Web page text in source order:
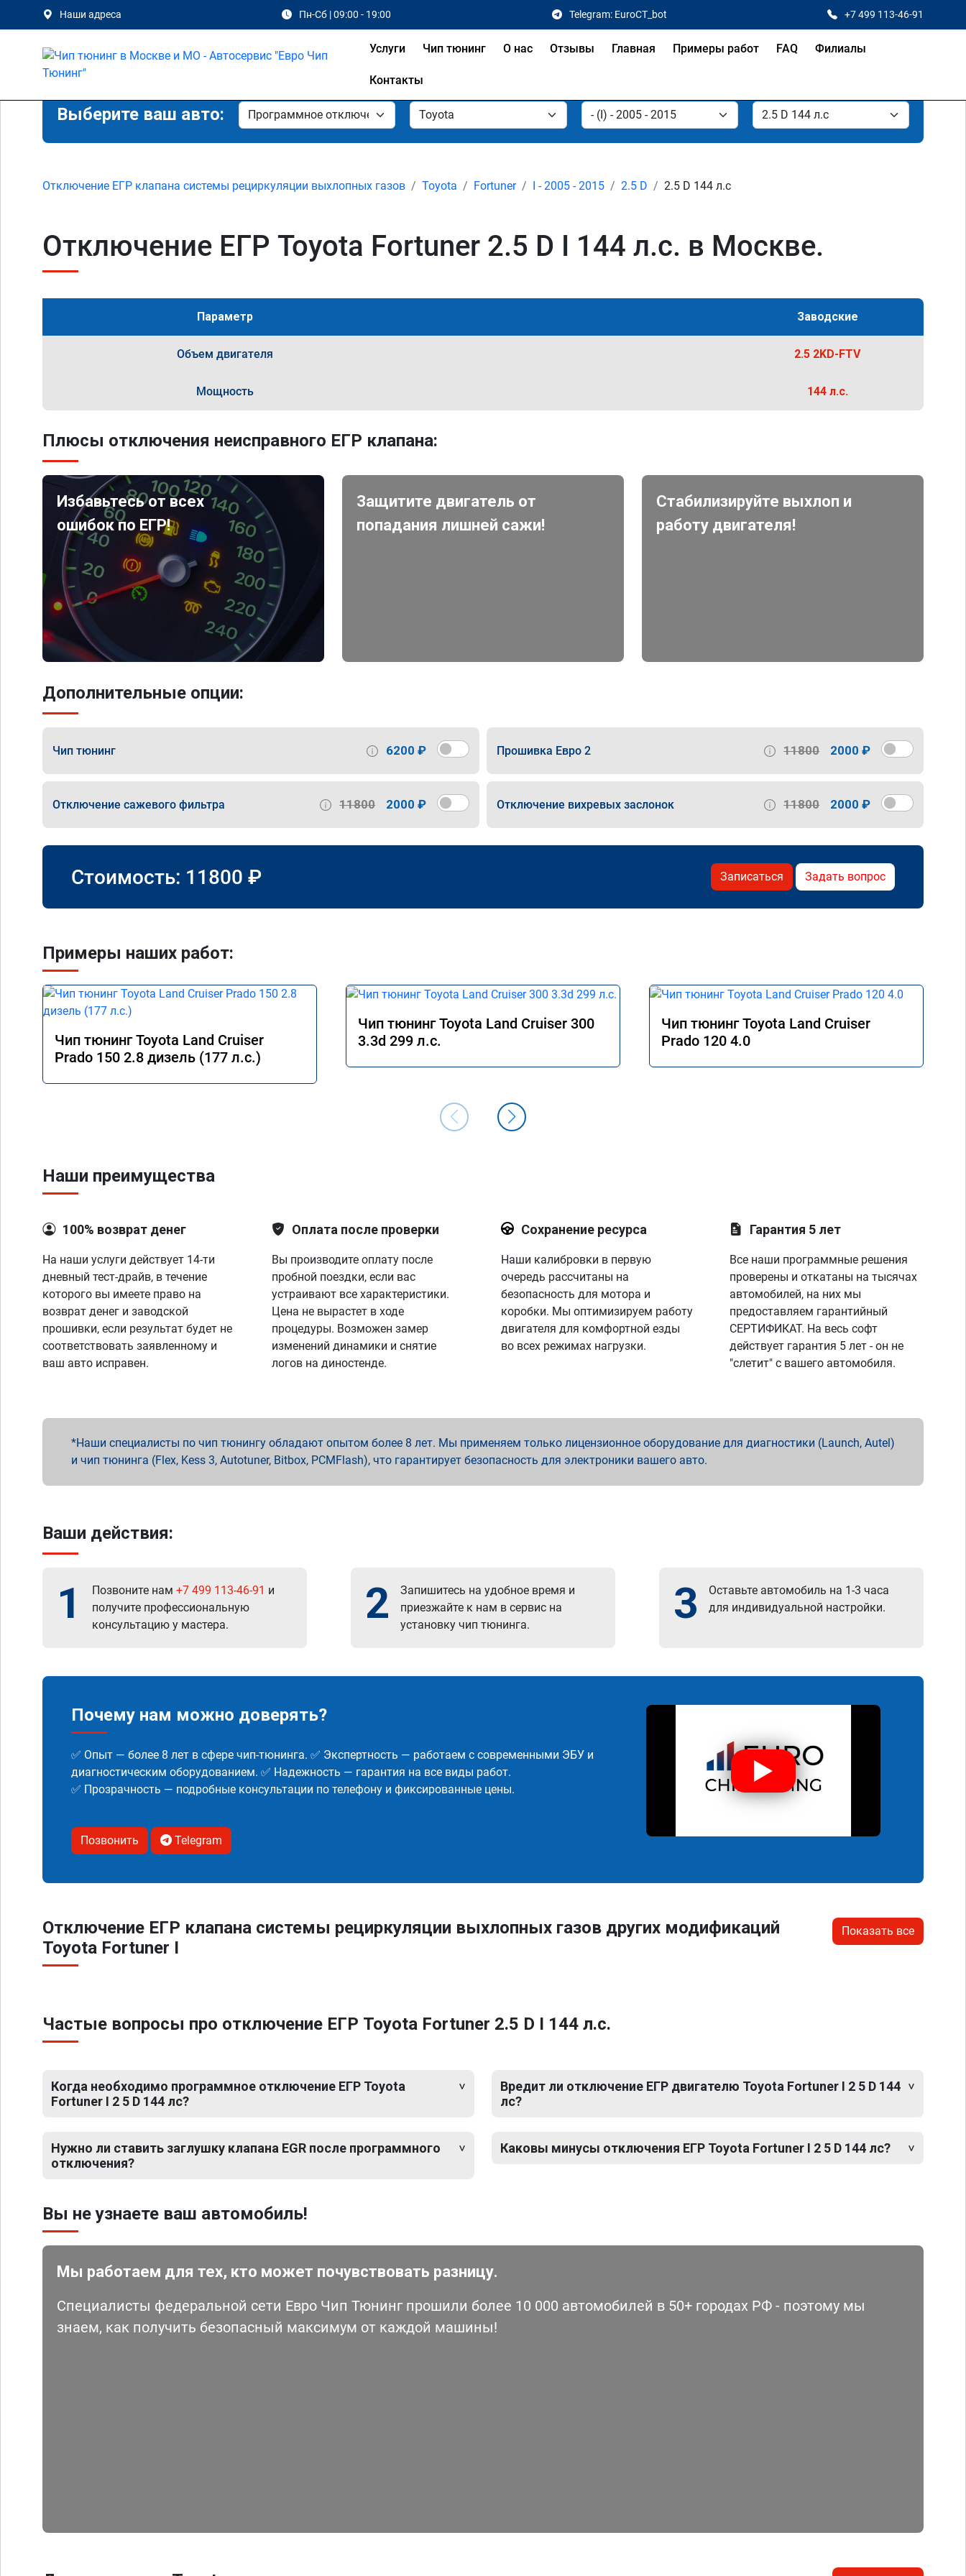
Наши адреса Пн-Сб | 09:00 - 19:00 Telegram: EuroCT_bot +7 499 113-46-91
Услуги Чип тюнинг О нас Отзывы Главная Примеры работ FAQ Филиалы
Контакты
Выберите ваш авто:
Отключение ЕГР клапана системы рециркуляции выхлопных газов Toyota Fortuner I - 2005 - 2015 2.5 D 2.5 D 144 л.с
Отключение ЕГР Toyota Fortuner 2.5 D I 144 л.с. в Москве.
Параметр Заводские
Объем двигателя 2.5 2KD-FTV
Мощность 144 л.с.
Плюсы отключения неисправного ЕГР клапана:
Избавьтесь от всех
ошибок по ЕГР!
Защитите двигатель от
попадания лишней сажи!
Стабилизируйте выхлоп и
работу двигателя!
Дополнительные опции:
Чип тюнинг 6200 ₽ Прошивка Евро 2 11800 2000 ₽
Отключение сажевого фильтра 11800 2000 ₽ Отключение вихревых заслонок 11800 2000 ₽
Стоимость: 11800 ₽ Записаться Задать вопрос
Примеры наших работ:
Чип тюнинг Toyota Land Cruiser
Prado 150 2.8 дизель (177 л.с.)
Чип тюнинг Toyota Land Cruiser 300
3.3d 299 л.с.
Чип тюнинг Toyota Land Cruiser
Prado 120 4.0
Наши преимущества
100% возврат денег
На наши услуги действует 14-ти
дневный тест-драйв, в течение
которого вы имеете право на
возврат денег и заводской
прошивки, если результат будет не
соответствовать заявленному и
ваш авто исправен.
Оплата после проверки
Вы производите оплату после
пробной поездки, если вас
устраивают все характеристики.
Цена не вырастет в ходе
процедуры. Возможен замер
изменений динамики и снятие
логов на диностенде.
Сохранение ресурса
Наши калибровки в первую
очередь рассчитаны на
безопасность для мотора и
коробки. Мы оптимизируем работу
двигателя для комфортной езды
во всех режимах нагрузки.
Гарантия 5 лет
Все наши программные решения
проверены и откатаны на тысячах
автомобилей, на них мы
предоставляем гарантийный
СЕРТИФИКАТ. На весь софт
действует гарантия 5 лет - он не
"слетит" с вашего автомобиля.
Наши специалисты по чип тюнингу обладают опытом более 8 лет. Мы применяем только лицензионное оборудование для диагностики (Launch, Autel)
и чип тюнинга (Flex, Kess 3, Autotuner, Bitbox, PCMFlash), что гарантирует безопасность для электроники вашего авто.
Ваши действия:
1 Позвоните нам +7 499 113-46-91 и
получите профессиональную
консультацию у мастера.
2
Запишитесь на удобное время и
приезжайте к нам в сервис на
установку чип тюнинга.
3
Оставьте автомобиль на 1-3 часа
для индивидуальной настройки.
Почему нам можно доверять?
✅ Опыт — более 8 лет в сфере чип-тюнинга. ✅ Экспертность — работаем с современными ЭБУ и
диагностическим оборудованием. ✅ Надежность — гарантия на все виды работ.
✅ Прозрачность — подробные консультации по телефону и фиксированные цены.
Позвонить Telegram
Отключение ЕГР клапана системы рециркуляции выхлопных газов других модификаций
Toyota Fortuner I
Показать все
Частые вопросы про отключение ЕГР Toyota Fortuner 2.5 D I 144 л.с.
Когда необходимо программное отключение ЕГР Toyota
Fortuner I 2 5 D 144 лс?
Нужно ли ставить заглушку клапана EGR после программного
отключения?
Вредит ли отключение ЕГР двигателю Toyota Fortuner I 2 5 D 144
лс?
Каковы минусы отключения ЕГР Toyota Fortuner I 2 5 D 144 лс?
Вы не узнаете ваш автомобиль!
Мы работаем для тех, кто может почувствовать разницу.
Специалисты федеральной сети Евро Чип Тюнинг прошили более 10 000 автомобилей в 50+ городах РФ - поэтому мы
знаем, как получить безопасный максимум от каждой машины!